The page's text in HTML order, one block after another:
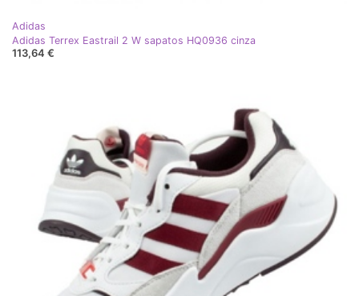
Adidas
Adidas Terrex Eastrail 2 W sapatos HQ0936 cinza
113,64 €